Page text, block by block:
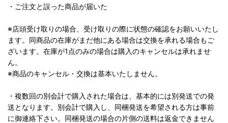
・ご注文と誤った商品が届いた
※店頭受け取りの場合、受け取りの際に状態の確認をお願いいたし
ます。同商品の在庫がまだ他にある場合は交換を承れる場合もご
ざいます。在庫が1点のみの場合は購入のキャンセルは承れませ
ん。
※商品のキャンセル・交換は基本いたしません。
・複数回の別会計で購入された場合は、基本的には別発送での発
送となります。別会計で購入し、同梱発送を希望される方は事前
に御連絡下さい。同梱発送の場合の片側の送料は返金できません